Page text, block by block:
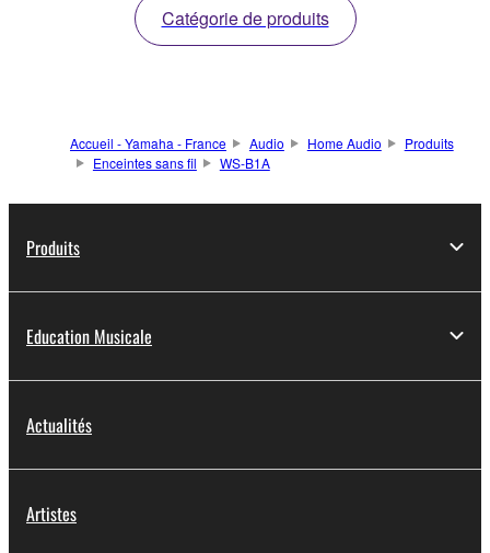
Catégorie de produits
Accueil - Yamaha - France Audio Home Audio
Produits
Enceintes sans fil
WS-B1A
Produits
Education Musicale
Actualités
Artistes